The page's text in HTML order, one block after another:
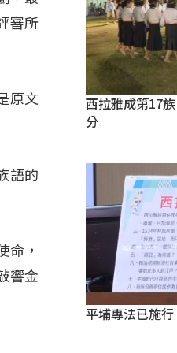
審所
原文
語的
命，
響金
西拉雅成第17
分
平埔專法已施